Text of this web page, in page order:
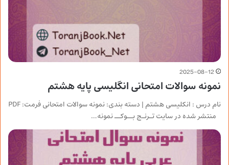
2025-08-12
نمونه سوالات امتحانی انگلیسی پایه هشتم
نام درس : انکلیسی هشتم | دسته بندی: نمونه سوالات امتحانی فرمت: PDF
منتشر شده در سایت تـرنـج بــوکــ نمونه…